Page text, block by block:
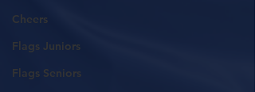
Cheers
Flags Juniors
Flags Seniors